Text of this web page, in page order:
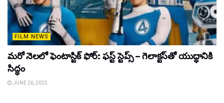
FILM NEWS
మరో నెలలో ఫెంటాస్టిక్ ఫోర్: ఫస్ట్ స్టెప్స్ – గెలాక్టస్‌తో యుద్ధానికి
సిద్ధం
JUNE 26, 2025